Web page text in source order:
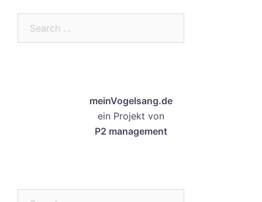
meinVogelsang.de
ein Projekt von
P2 management